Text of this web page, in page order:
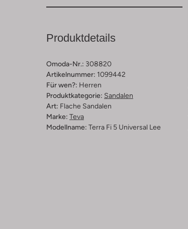
Produktdetails
Omoda-Nr.: 308820
Artikelnummer: 1099442
Für wen?: Herren
Produktkategorie: Sandalen
Art: Flache Sandalen
Marke: Teva
Modellname: Terra Fi 5 Universal Lee